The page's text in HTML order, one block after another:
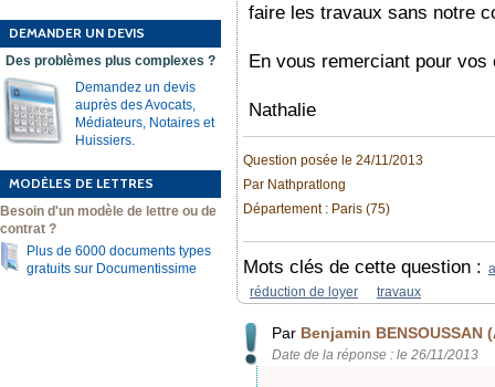
DEMANDER UN DEVIS
Des problèmes plus complexes ?
Demandez un devis
auprès des Avocats,
Médiateurs, Notaires et
Huissiers.
MODÈLES DE LETTRES
Besoin d'un modèle de lettre ou de
contrat ?
Plus de 6000 documents types
gratuits sur Documentissime
faire les travaux sans notre
En vous remerciant pour vos
Nathalie
Question posée le 24/11/2013
Par Nathpratlong
Département : Paris (75)
Mots clés de cette question :
réduction de loyer
travaux
Par Benjamin BENSOUSSAN
Date de la réponse : le 26/11/2013